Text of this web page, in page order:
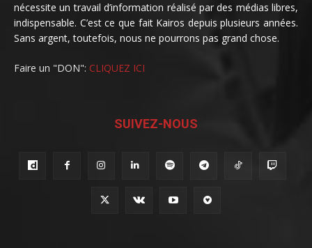
nécessite un travail d’information réalisé par des médias libres,
indispensable. C’est ce que fait Kairos depuis plusieurs années.
Sans argent, toutefois, nous ne pourrons pas grand chose.
Faire un "DON": CLIQUEZ ICI
SUIVEZ-NOUS